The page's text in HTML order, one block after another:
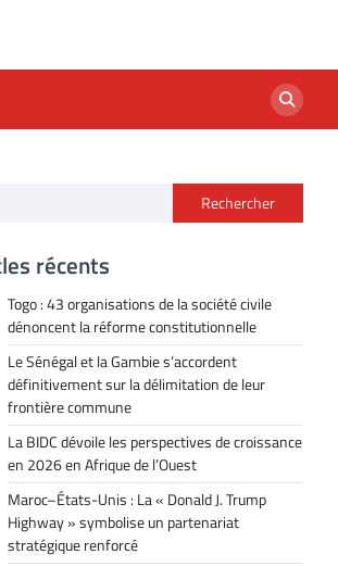
Rechercher
récents
Togo : 43 organisations de la société civile
dénoncent la réforme constitutionnelle
Le Sénégal et la Gambie s’accordent
définitivement sur la délimitation de leur
frontière commune
La BIDC dévoile les perspectives de croissance
en 2026 en Afrique de l’Ouest
Maroc–États-Unis : La « Donald J. Trump
Highway » symbolise un partenariat
stratégique renforcé